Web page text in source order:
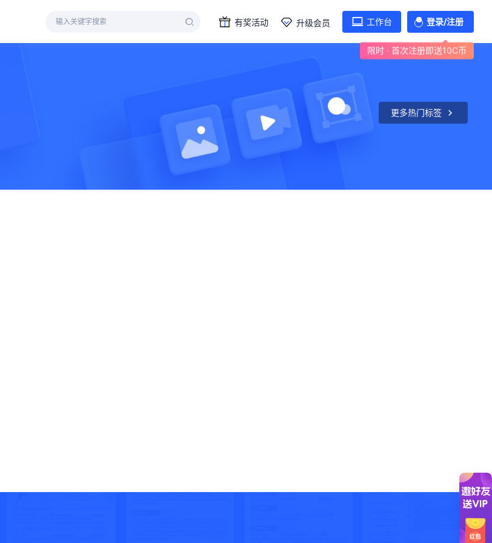
有奖活动 升级会员 工作台 登录/注册
限时 · 首次注册即送10C币
更多热门标签